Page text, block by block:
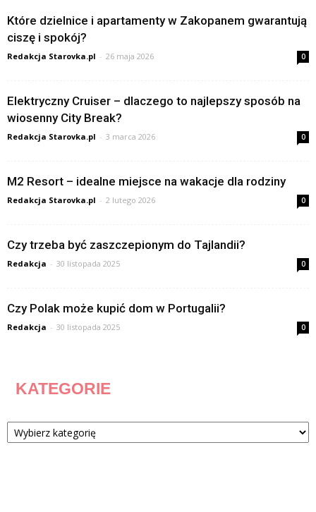
Które dzielnice i apartamenty w Zakopanem gwarantują
ciszę i spokój?
Redakcja Starovka.pl - 26 maja 2026 0
Elektryczny Cruiser – dlaczego to najlepszy sposób na
wiosenny City Break?
Redakcja Starovka.pl - 3 marca 2026 0
M2 Resort – idealne miejsce na wakacje dla rodziny
Redakcja Starovka.pl - 2 lutego 2026 0
Czy trzeba być zaszczepionym do Tajlandii?
Redakcja - 30 listopada 2025 0
Czy Polak może kupić dom w Portugalii?
Redakcja - 30 listopada 2025 0
KATEGORIE
Kategorie